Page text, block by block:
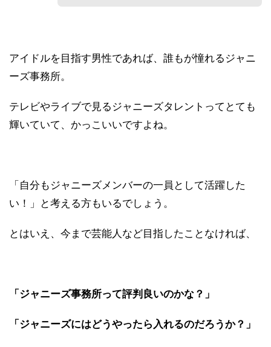
アイドルを目指す男性であれば、誰もが憧れるジャニ
ーズ事務所。
テレビやライブで見るジャニーズタレントってとても
輝いていて、かっこいいですよね。
「自分もジャニーズメンバーの一員として活躍した
い！」と考える方もいるでしょう。
とはいえ、今まで芸能人など目指したことなければ、
「ジャニーズ事務所って評判良いのかな？」
「ジャニーズにはどうやったら入れるのだろうか？」